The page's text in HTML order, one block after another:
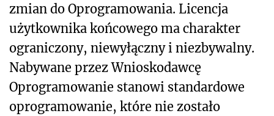
zmian do Oprogramowania. Licencja
użytkownika końcowego ma charakter
ograniczony, niewyłączny i niezbywalny.
Nabywane przez Wnioskodawcę
Oprogramowanie stanowi standardowe
oprogramowanie, które nie zostało